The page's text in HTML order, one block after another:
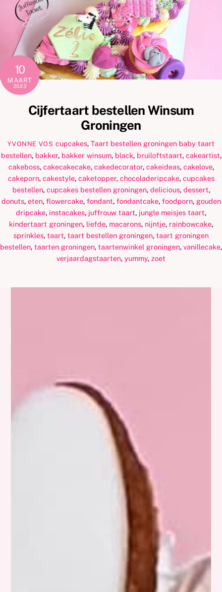
10
MAART
2023
Cijfertaart bestellen Winsum
Groningen
YVONNE VOS cupcakes, Taart bestellen groningen baby taart
bestellen, bakker, bakker winsum, black, bruiloftstaart, cakeartist,
cakeboss, cakecakecake, cakedecorator, cakeideas, cakelove,
cakeporn, cakestyle, caketopper, chocoladeripcake, cupcakes
bestellen, cupcakes bestellen groningen, delicious, dessert,
donuts, eten, flowercake, fondant, fondantcake, foodporn, gouden
dripcake, instacakes, juffrouw taart, jungle meisjes taart,
kindertaart groningen, liefde, macarons, nijntje, rainbowcake,
sprinkles, taart, taart bestellen groningen, taart groningen
bestellen, taarten groningen, taartenwinkel groningen, vanillecake,
verjaardagstaarten, yummy, zoet